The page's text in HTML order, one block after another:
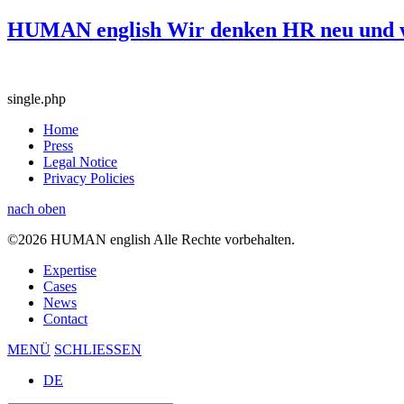
HUMAN english Wir denken HR neu und
single.php
Home
Press
Legal Notice
Privacy Policies
nach oben
©2026 HUMAN english Alle Rechte vorbehalten.
Expertise
Cases
News
Contact
MENÜ SCHLIESSEN
DE